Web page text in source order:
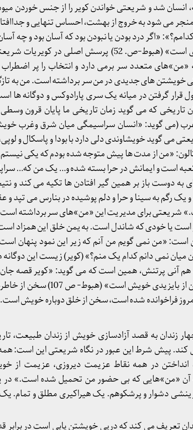
انسان شد و شریعتی خواندن کویر را از جنس خوردن
می شود به خروج از بهشت، احساس تنهایی و
«اگر درد بودن یا نبودن بود که آسان بود و چه
اما کدامین بودن، شک دردناک و هول انگیزی است» (هبوط-ص. 52) پرسش اصلی
متعدد سر برمی دارد و انتخاب را پر
خویشتن های جدیدی در من سر برداشته است. من به
گرفتن در میانه یک سری پارادوکس و دوگانه ها
تاریخی که می گوید زمان تاریخی ما پایان قرون
(می گوید: «انسان سراسیمگی میان شرق وغرب
می گوید خویشاوندی دلی دارد با بودا و پاسکال و
کالون: «من از مدت ها پیش متوجه شده بودم که یکی
است و ایمانش در حرا بسته شده و… یک من که…
دوست باز بر همین گیر افتادن ها تکیه می کند و
رگم به سینا و حرا و دلم پوشیده در بنارس می تپد و
برای مدیریت این «من»های سر برداشته است
یا خودی که شاندل است. به یمن خلق این همزاد
«من نمی گویم من آنم که زیر این نمود پنهان
میان نمی دانم کدام یک منم؟» (کویر) زیست این
هم آنی پرتنش، همین است که می گوید: «کویر قصه
دوباره خویشتن است، حکایت پوست انداختن از
فراخوانده شده است، سخن از خلق دوباره خویش است.
زندان به قصد آزادسازی خویش از زندان طبیعت،
کند. پیش شرط این عبور در نگاه شریعتی این است:
انداختن در همه نقاط عزیمت دیروزی، عزیمت از
آن «من»هایی که بی حضور من تحمیل شده است.» در
دشوار و پرشکوهم. یک هیراکیری مطلق و تمام. یک
تعریف می کند که درپی خویشتن یابی است در